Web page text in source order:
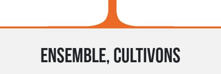
Ensemble, cultivons